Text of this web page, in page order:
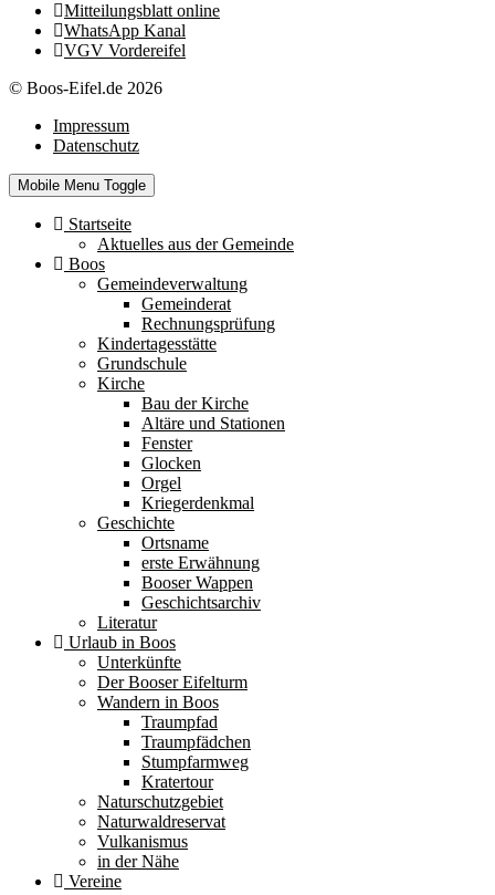
Mitteilungsblatt online
WhatsApp Kanal
VGV Vordereifel
© Boos-Eifel.de 2026
Impressum
Datenschutz
Mobile Menu Toggle
Startseite
Aktuelles aus der Gemeinde
Boos
Gemeindeverwaltung
Gemeinderat
Rechnungsprüfung
Kindertagesstätte
Grundschule
Kirche
Bau der Kirche
Altäre und Stationen
Fenster
Glocken
Orgel
Kriegerdenkmal
Geschichte
Ortsname
erste Erwähnung
Booser Wappen
Geschichtsarchiv
Literatur
Urlaub in Boos
Unterkünfte
Der Booser Eifelturm
Wandern in Boos
Traumpfad
Traumpfädchen
Stumpfarmweg
Kratertour
Naturschutzgebiet
Naturwaldreservat
Vulkanismus
in der Nähe
Vereine